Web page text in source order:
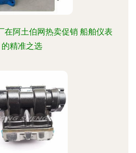
在阿土伯网热卖促销 船舶仪表
的精准之选